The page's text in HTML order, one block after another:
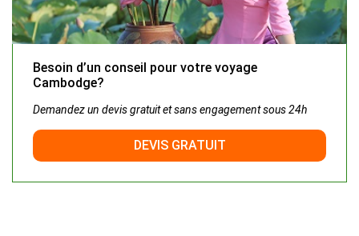
Besoin d’un conseil pour votre voyage
Cambodge?
Demandez un devis gratuit et sans engagement sous 24h
DEVIS GRATUIT